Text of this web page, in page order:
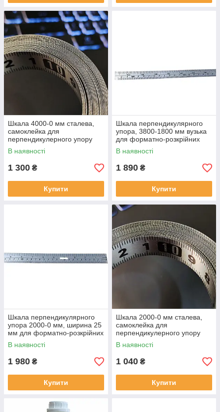
Шкала 4000-0 мм сталева,
самоклейка для
перпендикулерного упору
форматно-розкрійного
верстата
В наявності
1 300 ₴
Купити
Шкала перпендикулярного
упора, 3800-1800 мм вузька
для форматно-розкрійних
верстатів
В наявності
1 890 ₴
Купити
Шкала перпендикулярного
упора 2000-0 мм, ширина 25
мм для форматно-розкрійних
верстатів
В наявності
1 980 ₴
Купити
Шкала 2000-0 мм сталева,
самоклейка для
перпендикулерного упору
форматно-розкрійного
верстата
В наявності
1 040 ₴
Купити